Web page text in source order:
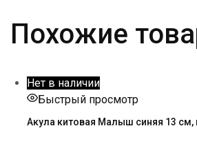
Похожие
Нет в наличии
Быстрый просмотр
Акула китовая Малыш синяя 13 см,